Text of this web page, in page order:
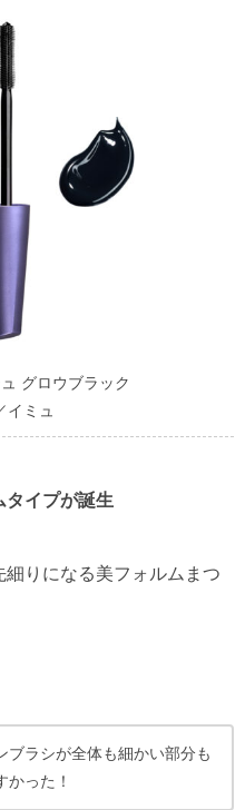
グロウブラック
イミュ
タイプが誕生
りになる美フォルムまつ
ブラシが全体も細かい部分も
かった！